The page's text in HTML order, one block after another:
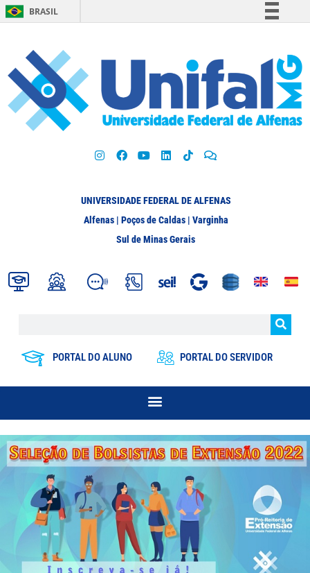
BRASIL
Participe
Acesso à informação
Legislação
UNIVERSIDADE FEDERAL DE ALFENAS
Alfenas | Poços de Caldas | Varginha
Sul de Minas Gerais
PORTAL DO ALUNO PORTAL DO SERVIDOR